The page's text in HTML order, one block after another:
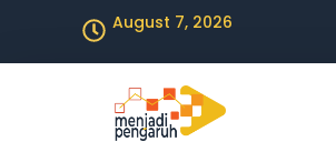
August 7, 2026